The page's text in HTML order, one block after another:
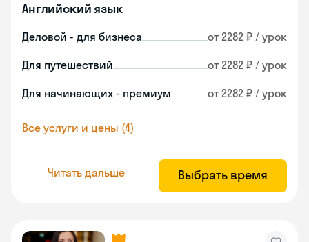
Английский язык
Деловой - для бизнеса от 2282 ₽ / урок
Для путешествий от 2282 ₽ / урок
Для начинающих - премиум от 2282 ₽ / урок
Все услуги и цены (4)
Читать дальше Выбрать время